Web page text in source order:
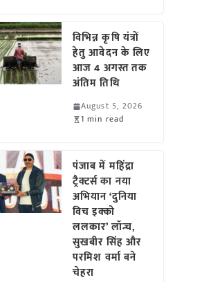
विभिन्न कृषि यंत्रों
हेतु आवेदन के लिए
आज 4 अगस्त तक
अंतिम तिथि
August 5, 2026
1 min read
पंजाब में महिंद्रा
ट्रैक्टर्स का नया
अभियान ‘दुनिया
विच इक्को
ललकार’ लॉन्च,
सुखबीर सिंह और
परमिश वर्मा बने
चेहरा